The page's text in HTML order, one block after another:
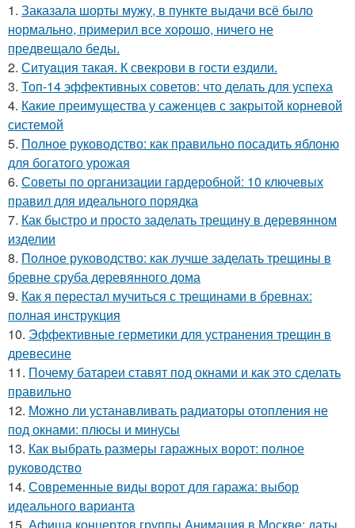
1. Заказала шорты мужу, в пункте выдачи всё было
нормально, примерил все хорошо, ничего не
предвещало беды.
2. Ситуaция такая. К свекрови в гости ездили.
3. Топ-14 эффективных советов: что делать для успеха
4. Какие преимущества у саженцев с закрытой корневой
системой
5. Полное руководство: как правильно посадить яблоню
для богатого урожая
6. Советы по организации гардеробной: 10 ключевых
правил для идеального порядка
7. Как быстро и просто заделать трещину в деревянном
изделии
8. Полное руководство: как лучше заделать трещины в
бревне сруба деревянного дома
9. Как я перестал мучиться с трещинами в бревнах:
полная инструкция
10. Эффективные герметики для устранения трещин в
древесине
11. Почему батареи ставят под окнами и как это сделать
правильно
12. Можно ли устанавливать радиаторы отопления не
под окнами: плюсы и минусы
13. Как выбрать размеры гаражных ворот: полное
руководство
14. Современные виды ворот для гаража: выбор
идеального варианта